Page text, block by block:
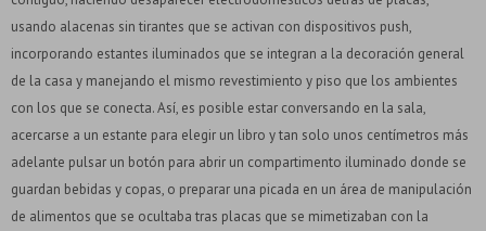
usando alacenas sin tirantes que se activan con dispositivos push,
incorporando estantes iluminados que se integran a la decoración general
de la casa y manejando el mismo revestimiento y piso que los ambientes
con los que se conecta. Así, es posible estar conversando en la sala,
acercarse a un estante para elegir un libro y tan solo unos centímetros más
adelante pulsar un botón para abrir un compartimento iluminado donde se
guardan bebidas y copas, o preparar una picada en un área de manipulación
de alimentos que se ocultaba tras placas que se mimetizaban con la